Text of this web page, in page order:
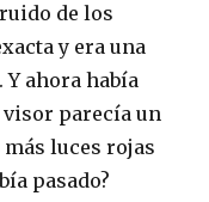
de los
y era una
ahora había
parecía un
más luces rojas
pasado?